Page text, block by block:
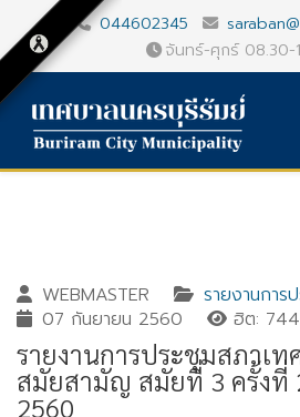
044602345
จันทร์-ศุกร์ 08.30-
WEBMASTER
รายงานการ
07 กันยายน 2560
ฮิต:
รายงานการประชุมสภาเ
สมัยสามัญ สมัยที่ 3 ครั้งที่
2560